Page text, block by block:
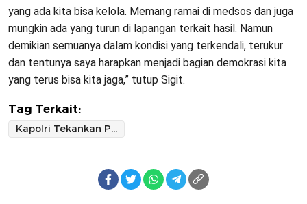
yang ada kita bisa kelola. Memang ramai di medsos dan juga
mungkin ada yang turun di lapangan terkait hasil. Namun
demikian semuanya dalam kondisi yang terkendali, terukur
dan tentunya saya harapkan menjadi bagian demokrasi kita
yang terus bisa kita jaga,” tutup Sigit.
Tag Terkait:
Kapolri Tekankan Persatuan dan Kesatuan Modal Utama Wujudkan Indonesia Emas 2045 di Rapim Polri